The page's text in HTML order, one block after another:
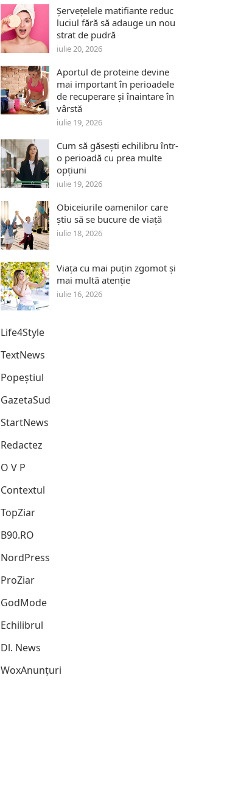
Șervețelele matifiante reduc
luciul fără să adauge un nou
strat de pudră
iulie 20, 2026
Aportul de proteine devine
mai important în perioadele
de recuperare și înaintare în
vârstă
iulie 19, 2026
Cum să găsești echilibru într-
o perioadă cu prea multe
opțiuni
iulie 19, 2026
Obiceiurile oamenilor care
știu să se bucure de viață
iulie 18, 2026
Viața cu mai puțin zgomot și
mai multă atenție
iulie 16, 2026
Life4Style
TextNews
Popeștiul
GazetaSud
StartNews
Redactez
O V P
Contextul
TopZiar
B90.RO
NordPress
ProZiar
GodMode
Echilibrul
Dl. News
WoxAnunțuri